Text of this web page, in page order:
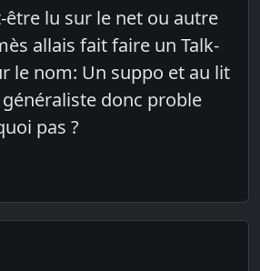
être lu sur le net ou autre
allais fait faire un Talk-
le nom: Un suppo et au lit
donc proble
pas ?